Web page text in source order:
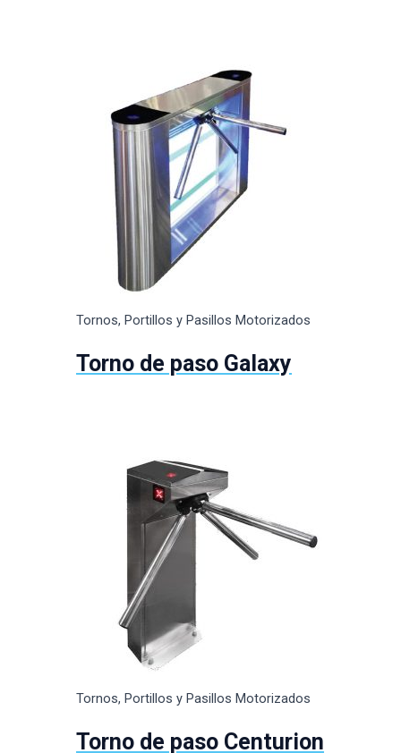
Tornos, Portillos y Pasillos Motorizados
Torno de paso Galaxy
Tornos, Portillos y Pasillos Motorizados
Torno de paso Centurion